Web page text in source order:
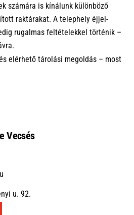
számára is kínálunk különböző
raktárakat. A telephely éjjel-
rugalmas feltételekkel történik –
elérhető tárolási megoldás – most
Vecsés
u. 92.